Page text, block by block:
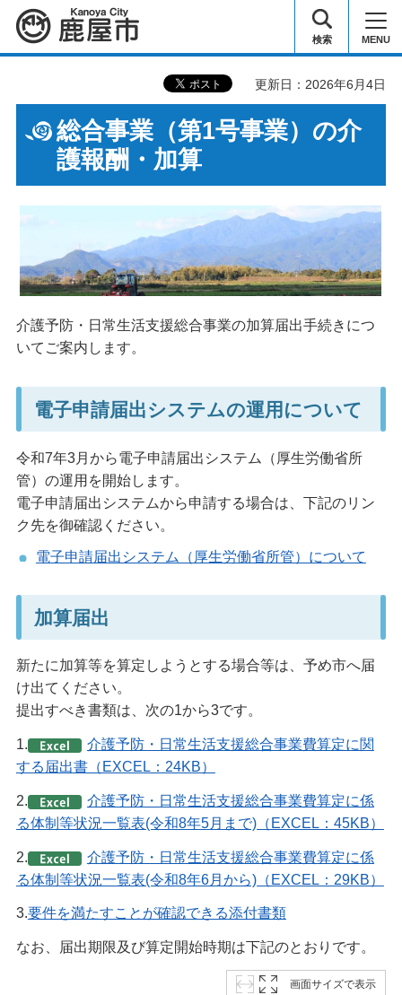
鹿屋市 検索 MENU
更新日：2026年6月4日
総合事業（第1号事業）の介
護報酬・加算
介護予防・日常生活支援総合事業の加算届出手続きにつ
いてご案内します。
電子申請届出システムの運用について
令和7年3月から電子申請届出システム（厚生労働省所
管）の運用を開始します。
電子申請届出システムから申請する場合は、下記のリン
ク先を御確認ください。
電子申請届出システム（厚生労働省所管）について
加算届出
新たに加算等を算定しようとする場合等は、予め市へ届
け出てください。
提出すべき書類は、次の1から3です。
1.
介護予防・日常生活支援総合事業費算定に関
する届出書（EXCEL：24KB）
2.
介護予防・日常生活支援総合事業費算定に係
る体制等状況一覧表(令和8年5月まで)（EXCEL：45KB）
2.
介護予防・日常生活支援総合事業費算定に係
る体制等状況一覧表(令和8年6月から)（EXCEL：29KB）
3.要件を満たすことが確認できる添付書類
なお、届出期限及び算定開始時期は下記のとおりです。
画面サイズで表示